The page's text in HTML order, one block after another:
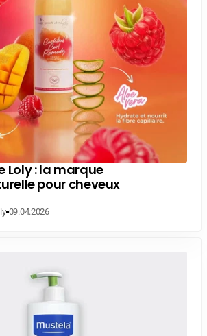
Loly : la marque
pour cheveux
09.04.2026